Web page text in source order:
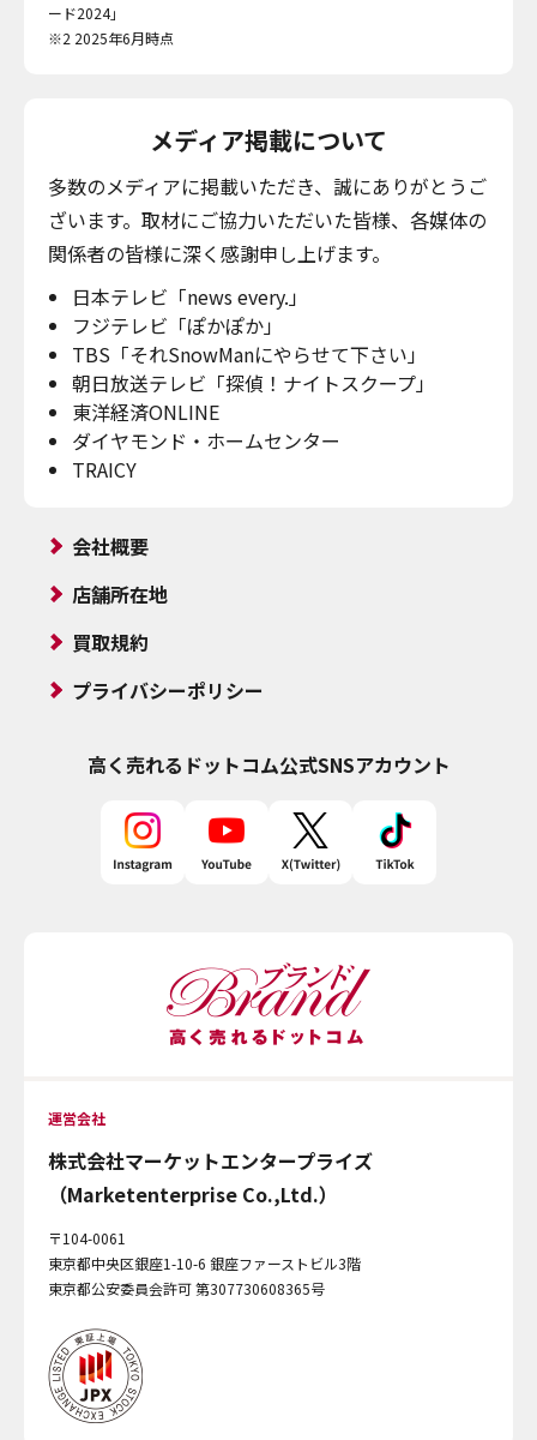
ード2024」
※2 2025年6月時点
メディア掲載について
多数のメディアに掲載いただき、誠にありがとうご
ざいます。取材にご協力いただいた皆様、各媒体の
関係者の皆様に深く感謝申し上げます。
日本テレビ「news every.」
フジテレビ「ぽかぽか」
TBS「それSnowManにやらせて下さい」
朝日放送テレビ「探偵！ナイトスクープ」
東洋経済ONLINE
ダイヤモンド・ホームセンター
TRAICY
会社概要
店舗所在地
買取規約
プライバシーポリシー
高く売れるドットコム公式SNSアカウント
運営会社
株式会社マーケットエンタープライズ
（Marketenterprise Co.,Ltd.）
〒104-0061
東京都中央区銀座1-10-6 銀座ファーストビル3階
東京都公安委員会許可 第307730608365号